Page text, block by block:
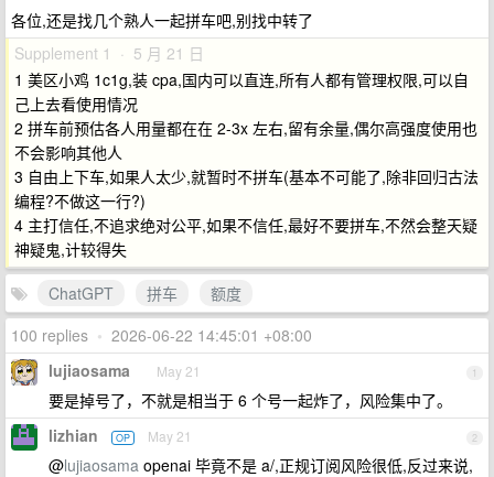
各位,还是找几个熟人一起拼车吧,别找中转了
Supplement 1 · 5 月 21 日
1 美区小鸡 1c1g,装 cpa,国内可以直连,所有人都有管理权限,可以自
己上去看使用情况
2 拼车前预估各人用量都在在 2-3x 左右,留有余量,偶尔高强度使用也
不会影响其他人
3 自由上下车,如果人太少,就暂时不拼车(基本不可能了,除非回归古法
编程?不做这一行?)
4 主打信任,不追求绝对公平,如果不信任,最好不要拼车,不然会整天疑
神疑鬼,计较得失
ChatGPT
拼车
额度
100 replies • 2026-06-22 14:45:01 +08:00
1
lujiaosama May 21
要是掉号了，不就是相当于 6 个号一起炸了，风险集中了。
2
lizhian OP May 21
@lujiaosama openai 毕竟不是 a/,正规订阅风险很低,反过来说,